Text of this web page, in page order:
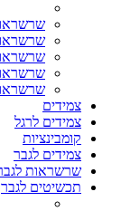
שרשראות
צמידים
צמידים לרגל
קומבינציות
צמידים לגבר
שרשראות
תכשיטים לגבר